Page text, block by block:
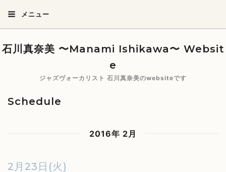
メニュー
石川真奈美 〜Manami Ishikawa〜 Websit
e
ジャズヴォーカリスト 石川真奈美のwebsiteです
Schedule
2016年 2月
2月23日(火)